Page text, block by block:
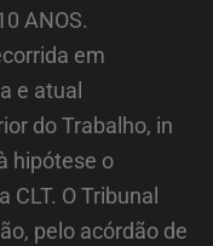
ANOS.
em
e atual
do Trabalho, in
hipótese o
O Tribunal
pelo acórdão de